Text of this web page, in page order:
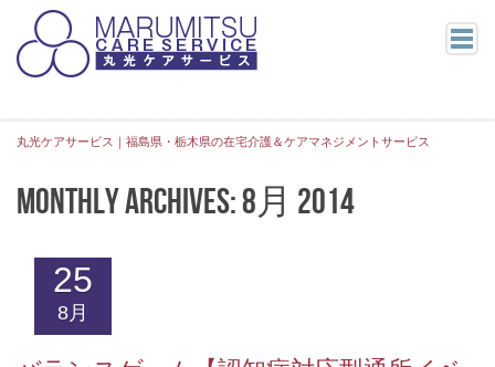
ニュース
郡山エリアブログ
求人情報
丸光ケアサービス｜福島県・栃木県の在宅介護＆ケアマネジメントサービス
Monthly Archives:8月 2014
25
8月